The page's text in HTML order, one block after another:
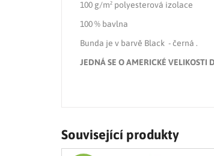
100 g/m² polyesterová izolace
100 % bavlna
Bunda je v barvě Black - černá .
JEDNÁ SE O AMERICKÉ VELIKOSTI
Související produkty